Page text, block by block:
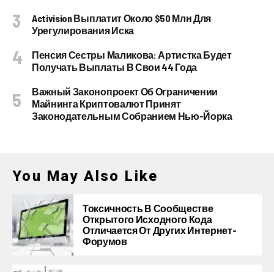
Activision Выплатит Около $50 Млн Для
Урегулирования Иска
Пенсия Сестры Маликова: Артистка Будет
Получать Выплаты В Свои 44 Года
Важный Законопроект Об Ограничении
Майнинга Криптовалют Принят
Законодательным Собранием Нью-Йорка
You May Also Like
Токсичность В Сообществе
Открытого Исходного Кода
Отличается От Других Интернет-
Форумов